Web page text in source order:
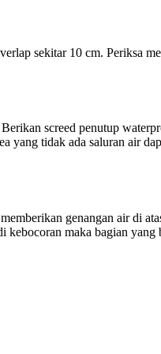
sekitar 10 cm. Periksa
screed penutup
yang tidak ada saluran air
genangan air di
kebocoran maka bagian